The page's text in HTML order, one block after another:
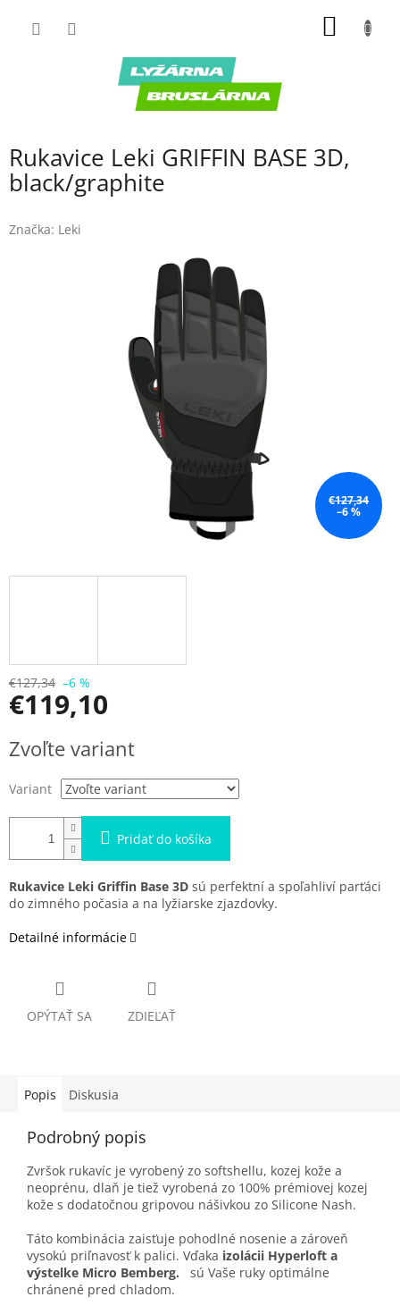
Rukavice Leki GRIFFIN BASE 3D,
black/graphite
Značka: Leki
€127,34
–6 %
€127,34 –6 %
€119,10
cena:
Zvoľte variant
Variant
Pridať do košíka
Rukavice Leki Griffin Base 3D sú perfektní a spoľahliví parťáci
do zimného počasia a na lyžiarske zjazdovky.
Detailné informácie
OPÝTAŤ SA ZDIEĽAŤ
Popis Diskusia
Podrobný popis
Zvršok rukavíc je vyrobený zo softshellu, kozej kože a
neoprénu, dlaň je tiež vyrobená zo 100% prémiovej kozej
kože s dodatočnou gripovou nášivkou zo Silicone Nash.
Táto kombinácia zaisťuje pohodlné nosenie a zároveň
vysokú priľnavosť k palici. Vďaka izolácii Hyperloft a
výstelke Micro Bemberg.
sú Vaše ruky optimálne
chránené pred chladom.